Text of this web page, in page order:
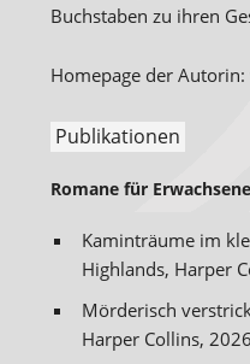
Buchstaben zu ihren
Homepage der
Publikationen
Romane für
Kaminträume im
Highlands, Harper
Mörderisch
Harper Collins,